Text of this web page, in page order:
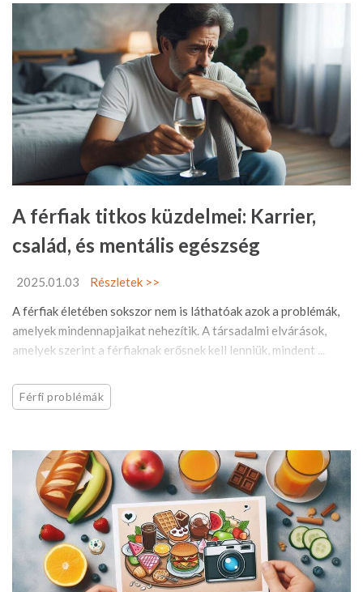
A férfiak titkos küzdelmei: Karrier,
család, és mentális egészség
2025.01.03
Részletek >>
A férfiak életében sokszor nem is láthatóak azok a problémák,
amelyek mindennapjaikat nehezítik. A társadalmi elvárások,
amelyek szerint a férfiaknak erősnek kell lenniük, mindent ...
Férfi problémák